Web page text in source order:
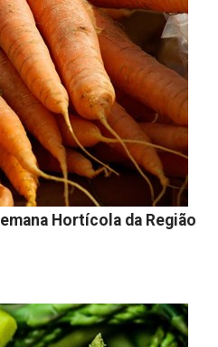
Hortícola da Região